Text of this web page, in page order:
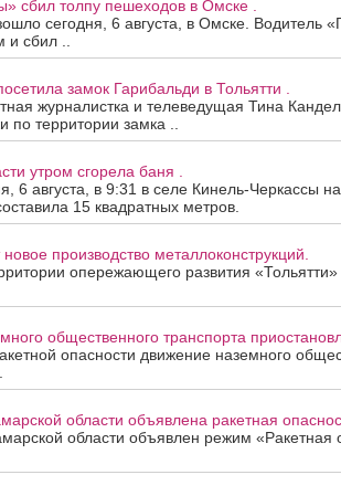
сбил толпу пешеходов в Омске .
сегодня, 6 августа, в Омске. Водитель
сбил ..
замок Гарибальди в Тольятти .
журналистка и телеведущая Тина
по территории замка ..
утром сгорела баня .
6 августа, в 9:31 в селе Кинель-Черкассы
15 квадратных метров.
производство металлоконструкций.
опережающего развития
общественного транспорта
опасности движение наземного
области объявлена ракетная
области объявлен режим